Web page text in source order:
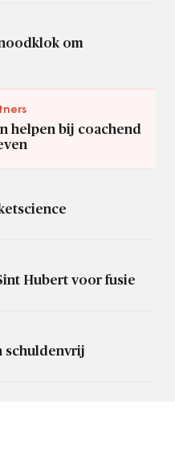
om
helpen bij coachend
Hubert voor fusie
schuldenvrij